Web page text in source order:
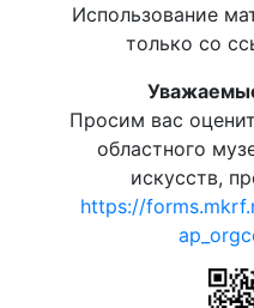
Использование
только со
Просим вас
областного
искусств,
https://